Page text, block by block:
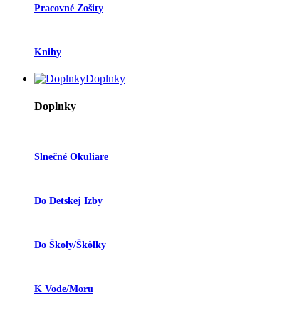
Pracovné Zošity
Knihy
Doplnky
Doplnky
Slnečné Okuliare
Do Detskej Izby
Do Školy/škôlky
K Vode/moru